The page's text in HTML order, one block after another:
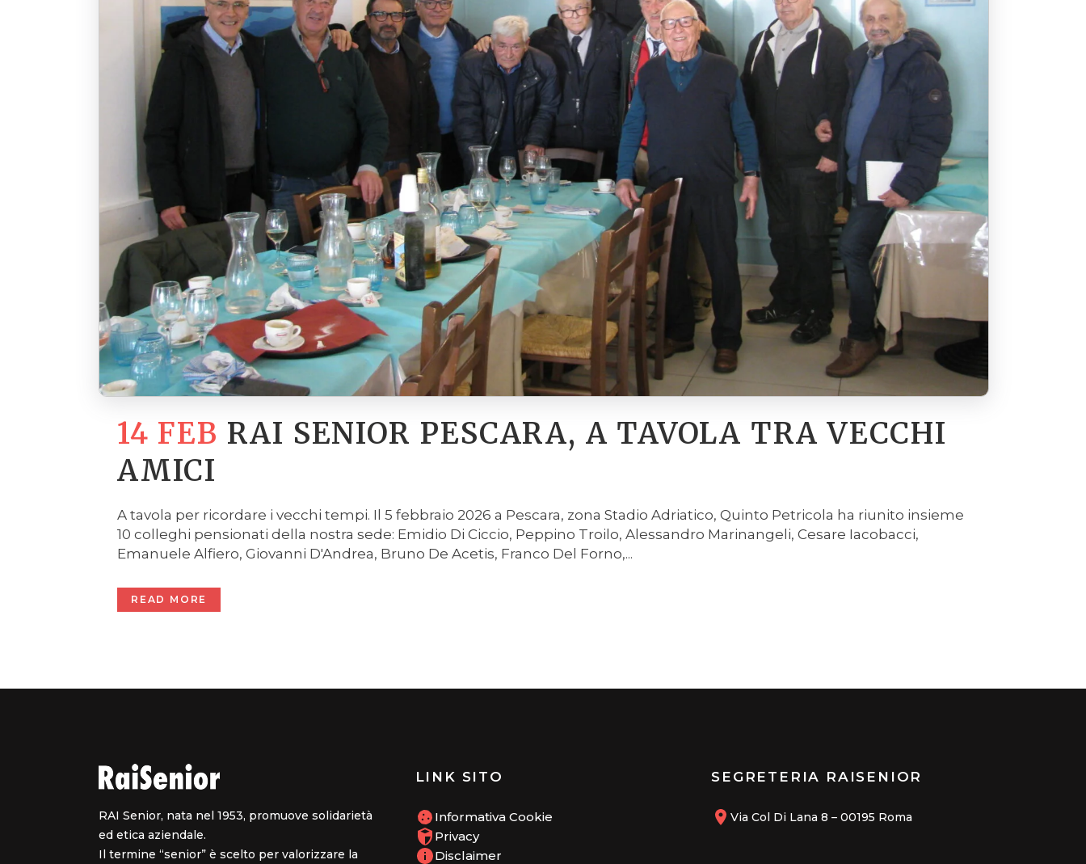
14 FEB RAI SENIOR PESCARA, A TAVOLA TRA VECCHI
AMICI
A tavola per ricordare i vecchi tempi. Il 5 febbraio 2026 a Pescara, zona Stadio Adriatico, Quinto Petricola ha riunito insieme
10 colleghi pensionati della nostra sede: Emidio Di Ciccio, Peppino Troilo, Alessandro Marinangeli, Cesare Iacobacci,
Emanuele Alfiero, Giovanni D'Andrea, Bruno De Acetis, Franco Del Forno,...
READ MORE
RAI Senior, nata nel 1953, promuove solidarietà
ed etica aziendale.
Il termine “senior” è scelto per valorizzare la
LINK SITO
Informativa Cookie
Privacy
Disclaimer
SEGRETERIA RAISENIOR
Via Col Di Lana 8 – 00195 Roma